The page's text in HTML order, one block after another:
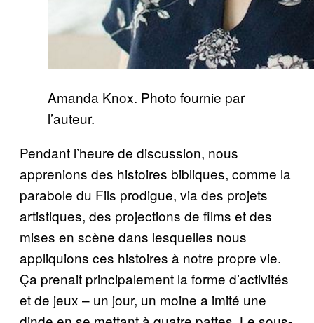
Amanda Knox. Photo fournie par
l’auteur.
Pendant l’heure de discussion, nous
apprenions des histoires bibliques, comme la
parabole du Fils prodigue, via des projets
artistiques, des projections de films et des
mises en scène dans lesquelles nous
appliquions ces histoires à notre propre vie.
Ça prenait principalement la forme d’activités
et de jeux – un jour, un moine a imité une